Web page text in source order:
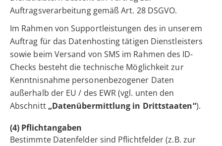
Auftragsverarbeitung gemäß Art. 28 DSGVO.
Im Rahmen von Supportleistungen des in unserem
Auftrag für das Datenhosting tätigen Dienstleisters
sowie beim Versand von SMS im Rahmen des ID-
Checks besteht die technische Möglichkeit zur
Kenntnisnahme personenbezogener Daten
außerhalb der EU / des EWR (vgl. unten den
Abschnitt „Datenübermittlung in Drittstaaten“).
(4) Pflichtangaben
Bestimmte Datenfelder sind Pflichtfelder (z.B. zur